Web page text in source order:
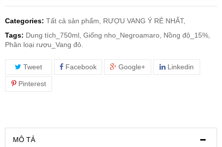
RƯỢU XO BRANDY
RƯỢU VODKA
RƯỢU COGNAC
RƯỢU VANG ĐÀ LẠT
Categories: Tất cả sản phẩm,
RƯỢU VANG Ý RẺ NHẤT,
Tags: Dung tích_750ml, Giống nho_Negroamaro, Nồng độ_15%,
Phân loại rượu_Vang đỏ.
Tweet Facebook Google+ Linkedin
Pinterest
MÔ TẢ